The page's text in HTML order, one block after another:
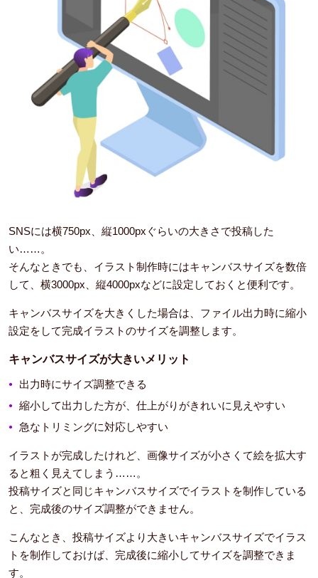
SNSには横750px、縦1000pxぐらいの大きさで投稿した
い……。
そんなときでも、イラスト制作時にはキャンバスサイズを数倍
して、横3000px、縦4000pxなどに設定しておくと便利です。
キャンバスサイズを大きくした場合は、ファイル出力時に縮小
設定をして完成イラストのサイズを調整します。
キャンバスサイズが大きいメリット
出力時にサイズ調整できる
縮小して出力した方が、仕上がりがきれいに見えやすい
急なトリミングに対応しやすい
イラストが完成したけれど、画像サイズが小さくて絵を拡大す
ると粗く見えてしまう……。
投稿サイズと同じキャンバスサイズでイラストを制作している
と、完成後のサイズ調整ができません。
こんなとき、投稿サイズより大きいキャンバスサイズでイラス
トを制作しておけば、完成後に縮小してサイズを調整できま
す。